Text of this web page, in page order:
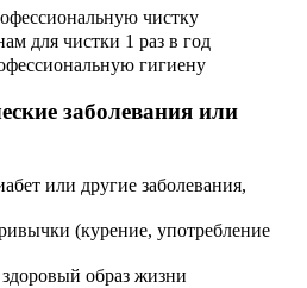
чистку
для чистки 1 раз в год
гигиену
заболевания или
или другие заболевания,
(курение, употребление
образ жизни